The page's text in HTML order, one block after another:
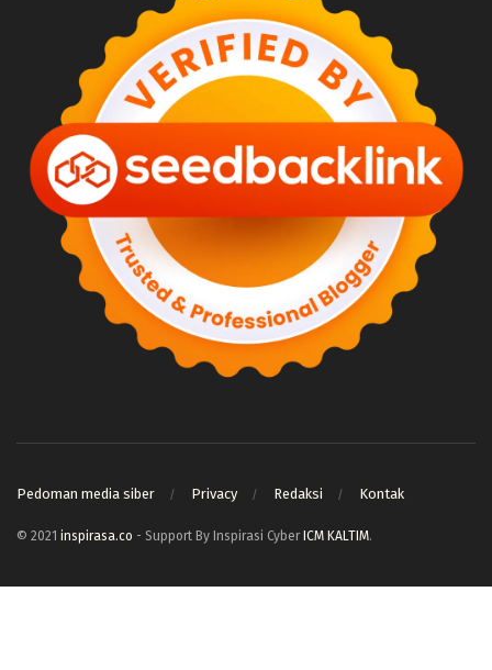
Pedoman media siber Privacy Redaksi Kontak
© 2021 inspirasa.co - Support By Inspirasi Cyber ICM KALTIM.